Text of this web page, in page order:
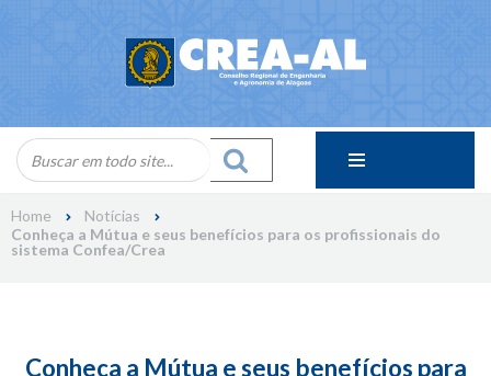
Home
Notícias
Conheça a Mútua e seus benefícios para os profissionais do
sistema Confea/Crea
Conheça a Mútua e seus benefícios para